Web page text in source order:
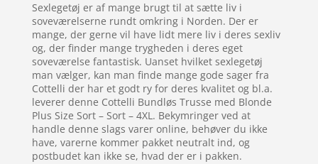
Sexlegetøj er af mange brugt til at sætte liv i
soveværelserne rundt omkring i Norden. Der er
mange, der gerne vil have lidt mere liv i deres sexliv
og, der finder mange trygheden i deres eget
soveværelse fantastisk. Uanset hvilket sexlegetøj
man vælger, kan man finde mange gode sager fra
Cottelli der har et godt ry for deres kvalitet og bl.a.
leverer denne Cottelli Bundløs Trusse med Blonde
Plus Size Sort – Sort – 4XL. Bekymringer ved at
handle denne slags varer online, behøver du ikke
have, varerne kommer pakket neutralt ind, og
postbudet kan ikke se, hvad der er i pakken.